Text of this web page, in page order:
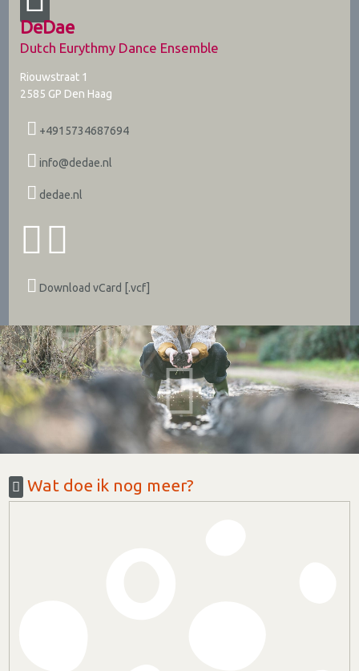
DeDae
Dutch Eurythmy Dance Ensemble
Riouwstraat 1
2585 GP Den Haag
+4915734687694
info@dedae.nl
dedae.nl
Download vCard [.vcf]
Wat doe ik nog meer?